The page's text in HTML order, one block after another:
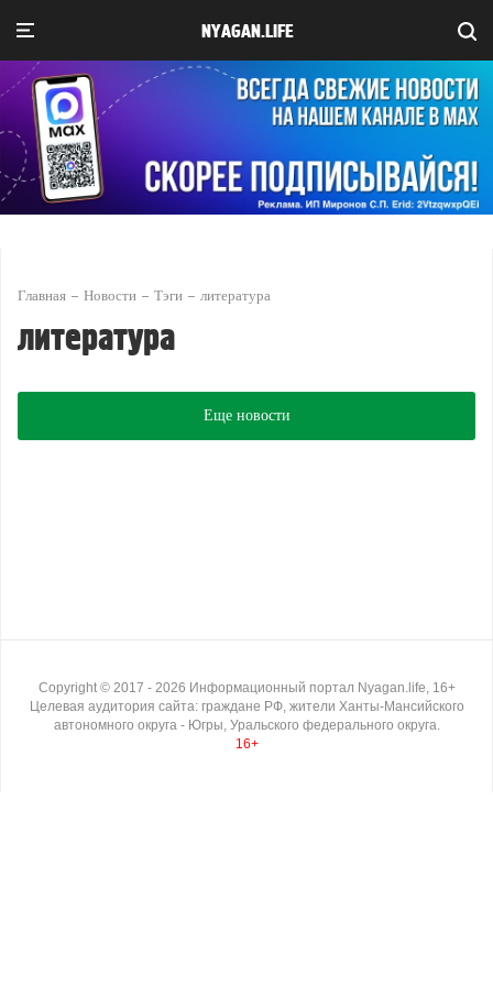
NYAGAN.LIFE
Главная Новости Тэги литература
литература
Еще новости
Copyright © 2017 - 2026 Информационный портал Nyagan.life, 16+
Целевая аудитория сайта: граждане РФ, жители Ханты-Мансийского
автономного округа - Югры, Уральского федерального округа.
16+